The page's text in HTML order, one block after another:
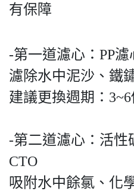
有保障
-第一道濾心：PP濾
濾除水中泥沙、鐵
建議更換週期：3~6
-第二道濾心：活性
CTO
吸附水中餘氯、化